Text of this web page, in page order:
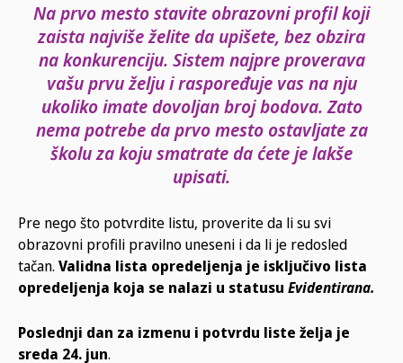
Na prvo mesto stavite obrazovni profil koji
zaista najviše želite da upišete, bez obzira
na konkurenciju. Sistem najpre proverava
vašu prvu želju i raspoređuje vas na nju
ukoliko imate dovoljan broj bodova. Zato
nema potrebe da prvo mesto ostavljate za
školu za koju smatrate da ćete je lakše
upisati.
Pre nego što potvrdite listu, proverite da li su svi
obrazovni profili pravilno uneseni i da li je redosled
tačan. Validna lista opredeljenja je isključivo lista
opredeljenja koja se nalazi u statusu Evidentirana.
Poslednji dan za izmenu i potvrdu liste želja je
sreda 24. jun.